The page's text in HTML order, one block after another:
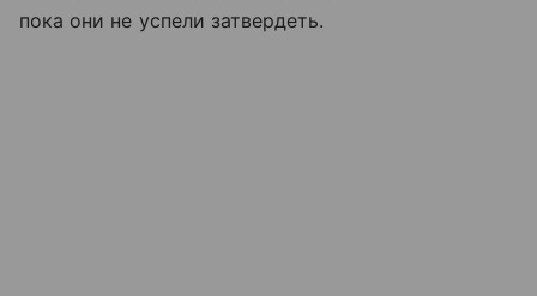
пока они не успели затвердеть.